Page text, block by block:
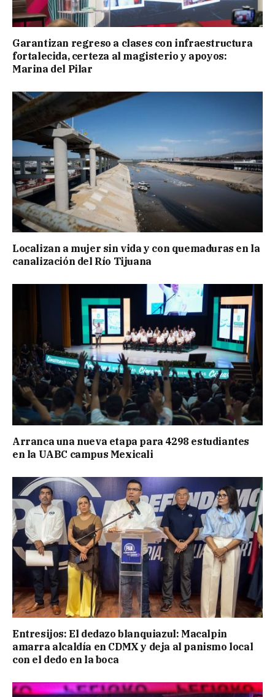
Garantizan regreso a clases con infraestructura
fortalecida, certeza al magisterio y apoyos:
Marina del Pilar
Localizan a mujer sin vida y con quemaduras en la
canalización del Río Tijuana
Arranca una nueva etapa para 4298 estudiantes
en la UABC campus Mexicali
Entresijos: El dedazo blanquiazul: Macalpin
amarra alcaldía en CDMX y deja al panismo local
con el dedo en la boca